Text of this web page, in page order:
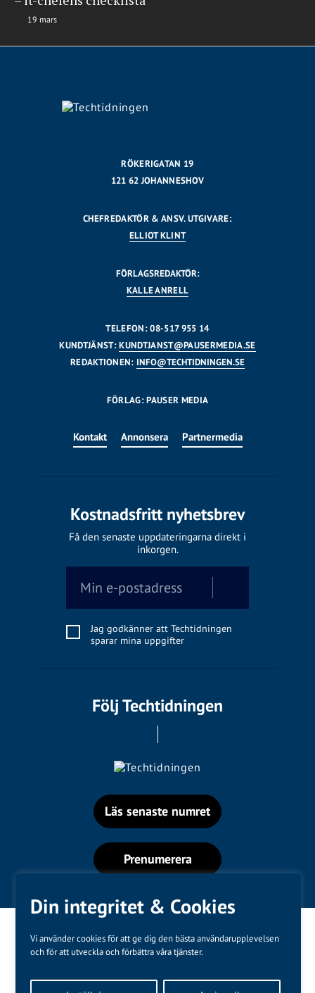
Din integritet & Cookies
Vi använder cookies för att ge dig den bästa användarupplevelsen
och för att utveckla och förbättra våra tjänster.
19 mars
RÖKERIGATAN 19
121 62 JOHANNESHOV
CHEFREDAKTÖR & ANSV. UTGIVARE:
ELLIOT KLINT
FÖRLAGSREDAKTÖR:
KALLE ANRELL
TELEFON: 08-517 955 14
KUNDTJÄNST:KUNDTJANST@PAUSERMEDIA.SE
REDAKTIONEN: INFO@TECHTIDNINGEN.SE
FÖRLAG: PAUSER MEDIA
Kontakt Annonsera Partnermedia
Kostnadsfritt nyhetsbrev
Få den senaste uppdateringarna direkt i
inkorgen.
Jag godkänner att Techtidningen
sparar mina uppgifter
Följ Techtidningen
Läs senaste numret
Prenumerera